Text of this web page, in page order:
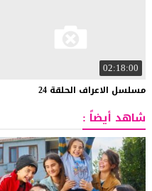
02:18:00
مسلسل الاعراف الحلقة 24
شاهد أيضاً :